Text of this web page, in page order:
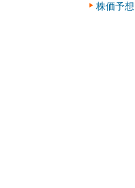
株価予想